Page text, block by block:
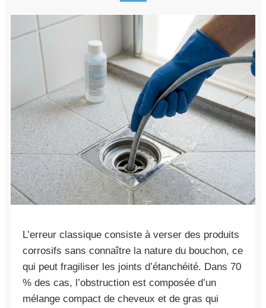
L’erreur classique consiste à verser des produits
corrosifs sans connaître la nature du bouchon, ce
qui peut fragiliser les joints d’étanchéité. Dans 70
% des cas, l’obstruction est composée d’un
mélange compact de cheveux et de gras qui